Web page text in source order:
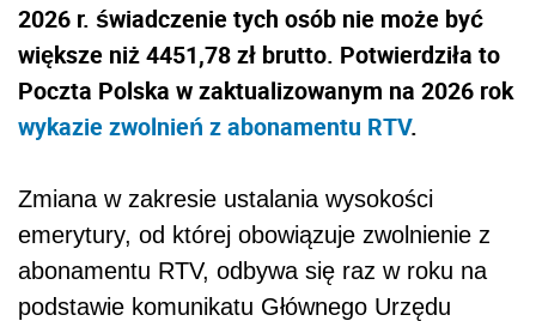
2026 r. świadczenie tych osób nie może być
większe niż 4451,78 zł brutto. Potwierdziła to
Poczta Polska w zaktualizowanym na 2026 rok
wykazie zwolnień z abonamentu RTV.
Zmiana w zakresie ustalania wysokości
emerytury, od której obowiązuje zwolnienie z
abonamentu RTV, odbywa się raz w roku na
podstawie komunikatu Głównego Urzędu